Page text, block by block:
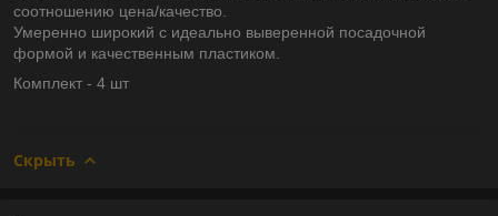
соотношению цена/качество.
Умеренно широкий с идеально выверенной посадочной
формой и качественным пластиком.
Комплект - 4 шт
Скрыть